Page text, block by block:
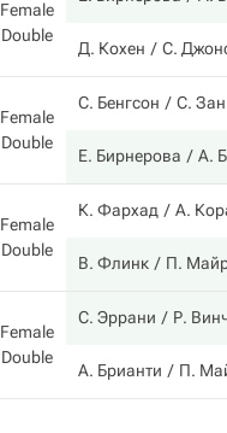
Female
Double
Д. Кохен С.
Female
Double
С. Бенгсон С.
Е. Бирнерова А.
Female
Double
К. Фархад А.
В. Флинк П.
Female
Double
С. Эррани Р.
А. Брианти П.